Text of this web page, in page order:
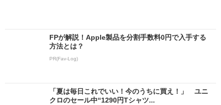
FPが解説！Apple製品を分割手数料0円で入手する
方法とは？
PR(Fav-Log)
「夏は毎日これでいい！今のうちに買え！」 ユニ
クロのセール中“1290円Tシャツ...